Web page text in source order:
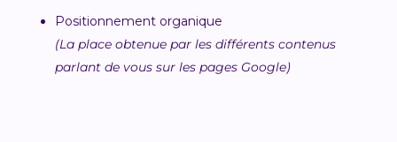
Positionnement organique
(La place obtenue par les différents contenus
parlant de vous sur les pages Google)